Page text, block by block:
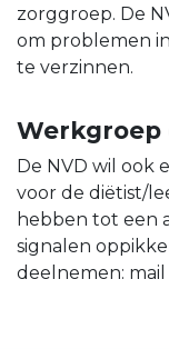
zorggroep. De
om problemen
te verzinnen.
De NVD wil ook
voor de diëtist/
hebben tot een
signalen
deelnemen: mail